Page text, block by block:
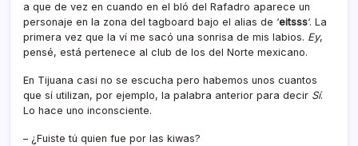
a que de vez en cuando en el bló del Rafadro aparece un
personaje en la zona del tagboard bajo el alias de ‘eitsss‘. La
primera vez que la ví­ me sacó una sonrisa de mis labios. Ey,
pensé, está pertenece al club de los del Norte mexicano.
En Tijuana casi no se escucha pero habemos unos cuantos
que sí­ utilizan, por ejemplo, la palabra anterior para decir Sí­.
Lo hace uno inconsciente.
– ¿Fuiste tú quien fue por las kiwas?